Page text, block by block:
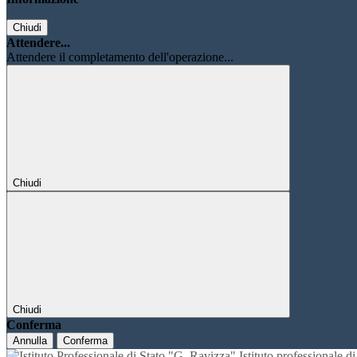
Chiudi
Attendere...
Attendere il completamento dell'operazione...
Chiudi
Chiudi
Conferma
Annulla Conferma